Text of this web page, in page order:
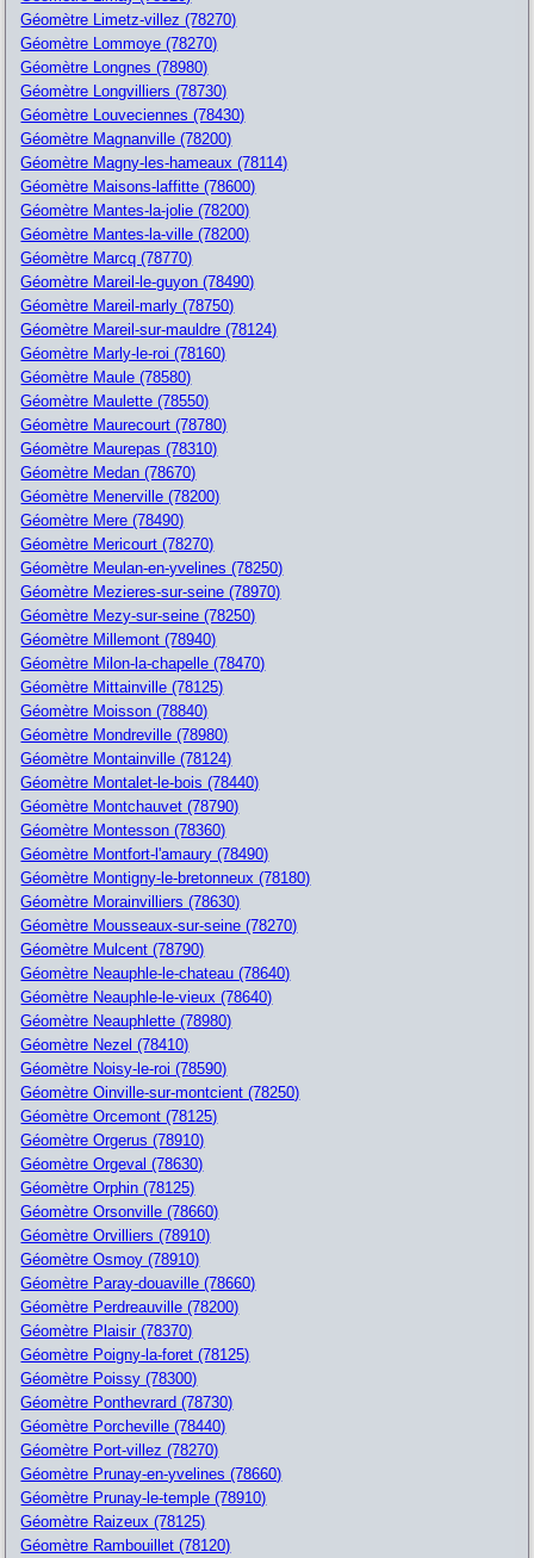
Géomètre Limetz-villez (78270)
Géomètre Lommoye (78270)
Géomètre Longnes (78980)
Géomètre Longvilliers (78730)
Géomètre Louveciennes (78430)
Géomètre Magnanville (78200)
Géomètre Magny-les-hameaux (78114)
Géomètre Maisons-laffitte (78600)
Géomètre Mantes-la-jolie (78200)
Géomètre Mantes-la-ville (78200)
Géomètre Marcq (78770)
Géomètre Mareil-le-guyon (78490)
Géomètre Mareil-marly (78750)
Géomètre Mareil-sur-mauldre (78124)
Géomètre Marly-le-roi (78160)
Géomètre Maule (78580)
Géomètre Maulette (78550)
Géomètre Maurecourt (78780)
Géomètre Maurepas (78310)
Géomètre Medan (78670)
Géomètre Menerville (78200)
Géomètre Mere (78490)
Géomètre Mericourt (78270)
Géomètre Meulan-en-yvelines (78250)
Géomètre Mezieres-sur-seine (78970)
Géomètre Mezy-sur-seine (78250)
Géomètre Millemont (78940)
Géomètre Milon-la-chapelle (78470)
Géomètre Mittainville (78125)
Géomètre Moisson (78840)
Géomètre Mondreville (78980)
Géomètre Montainville (78124)
Géomètre Montalet-le-bois (78440)
Géomètre Montchauvet (78790)
Géomètre Montesson (78360)
Géomètre Montfort-l'amaury (78490)
Géomètre Montigny-le-bretonneux (78180)
Géomètre Morainvilliers (78630)
Géomètre Mousseaux-sur-seine (78270)
Géomètre Mulcent (78790)
Géomètre Neauphle-le-chateau (78640)
Géomètre Neauphle-le-vieux (78640)
Géomètre Neauphlette (78980)
Géomètre Nezel (78410)
Géomètre Noisy-le-roi (78590)
Géomètre Oinville-sur-montcient (78250)
Géomètre Orcemont (78125)
Géomètre Orgerus (78910)
Géomètre Orgeval (78630)
Géomètre Orphin (78125)
Géomètre Orsonville (78660)
Géomètre Orvilliers (78910)
Géomètre Osmoy (78910)
Géomètre Paray-douaville (78660)
Géomètre Perdreauville (78200)
Géomètre Plaisir (78370)
Géomètre Poigny-la-foret (78125)
Géomètre Poissy (78300)
Géomètre Ponthevrard (78730)
Géomètre Porcheville (78440)
Géomètre Port-villez (78270)
Géomètre Prunay-en-yvelines (78660)
Géomètre Prunay-le-temple (78910)
Géomètre Raizeux (78125)
Géomètre Rambouillet (78120)